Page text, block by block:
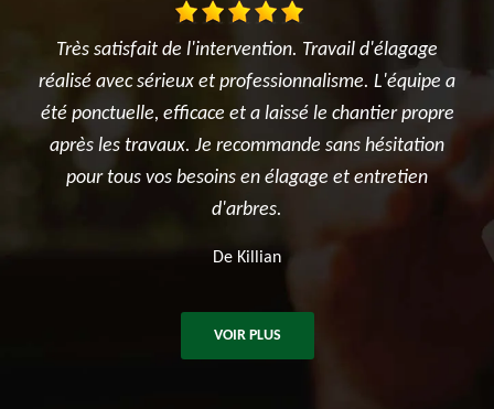
Travail d'élagage
L'équipe a
le chantier propre
sans hésitation
et entretien
Je suis ravi des travaux réalisés dans
l'élagage du cerisier, l'entretien des
et surtout le terrassement et la
potager. Je recommande
entreprise.
VOIR PLUS